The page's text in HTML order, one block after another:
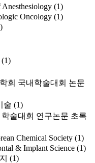
(1)
Oncology (1)
(1)
회 국내학술대회 논문
술 (1)
술대회 연구논문 초록
Chemical Society (1)
& Implant Science (1)
(1)